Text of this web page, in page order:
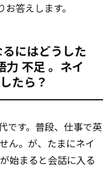
お答えします。
にはどうした
力 不足 。ネイ
たら？
です。普段、仕事で英
ん。が、たまにネイ
が始まると会話に入る